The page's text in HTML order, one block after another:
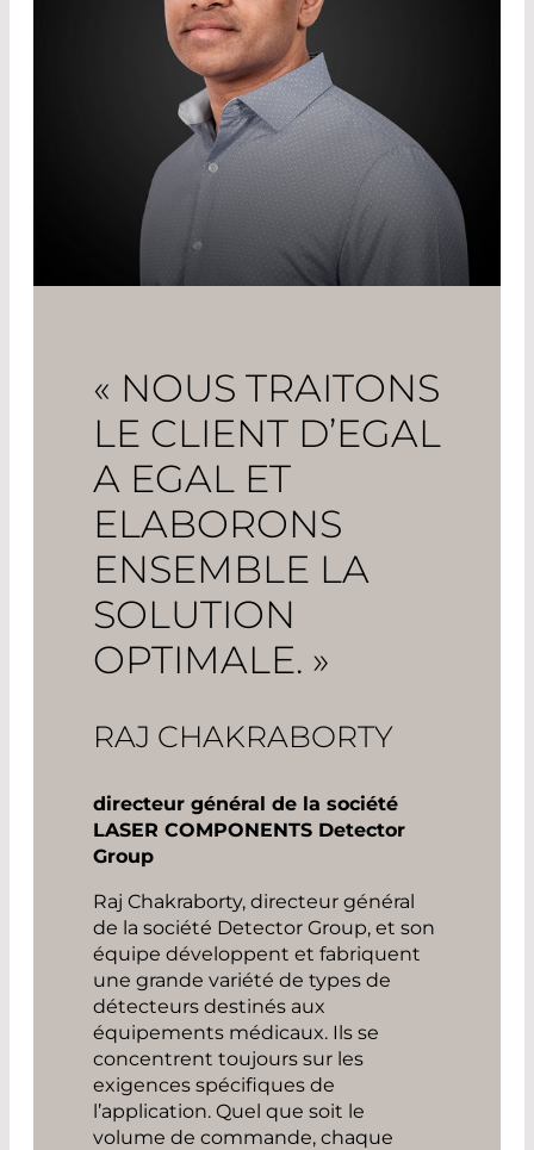
« NOUS TRAITONS
LE CLIENT D’EGAL
A EGAL ET
ELABORONS
ENSEMBLE LA
SOLUTION
OPTIMALE. »
RAJ CHAKRABORTY
directeur général de la société
LASER COMPONENTS Detector
Group
Raj Chakraborty, directeur général
de la société Detector Group, et son
équipe développent et fabriquent
une grande variété de types de
détecteurs destinés aux
équipements médicaux. Ils se
concentrent toujours sur les
exigences spécifiques de
l’application. Quel que soit le
volume de commande, chaque